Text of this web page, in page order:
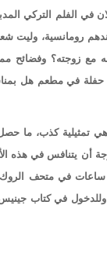
في الفلم التركي
رومانسية، وليت
مع زوجته؟ وفضائح
حفلة في مطعم هل
وهي تمثيلية كذب، ما
أن يتنافس في هذه
ساعات في متحف
في كتاب جينيس